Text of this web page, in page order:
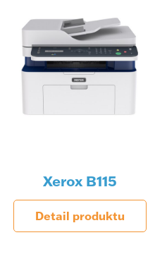
Xerox B115
Detail produktu